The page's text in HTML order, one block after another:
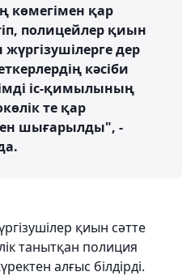
көмегімен қар
полицейлер қиын
дер
кәсіби
іс-қимылының
те қар
шығарылды", -
қиын сәтте
танытқан полиция
алғыс білдірді.